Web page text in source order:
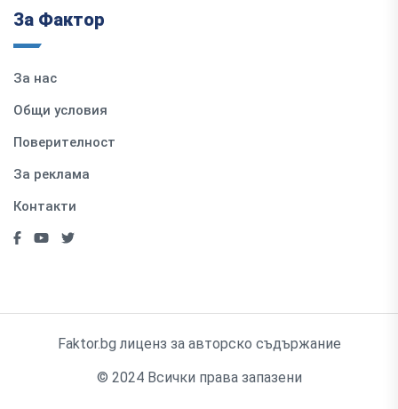
За Фактор
За нас
Общи условия
Поверителност
За реклама
Контакти
Faktor.bg лиценз за авторско съдържание
© 2024 Всички права запазени